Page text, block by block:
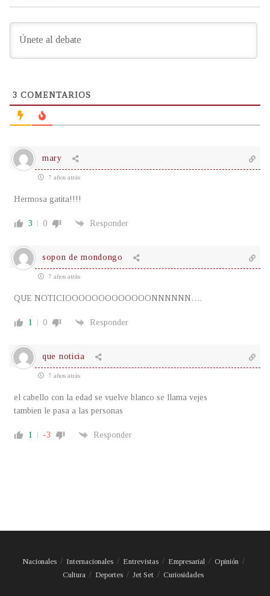
3 COMENTARIOS
mary
7 años atrás
Hermosa gatita!!!!
3 0 Responder
sopon de mondongo
7 años atrás
QUE NOTICIOOOOOOOOOOOOONNNNNN….
1 0 Responder
que noticia
7 años atrás
el cabello con la edad se vuelve blanco se llama vejes
tambien le pasa a las personas
1 -3 Responder
Nacionales Internacionales Entrevistas Empresarial
Opinión
Cultura
Deportes Jet Set Curiosidades